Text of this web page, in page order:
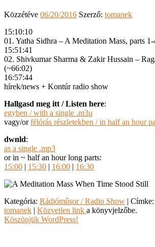
Közzétéve 06/20/2016 Szerző: tomanek
15:10:10
01. Yatha Sidhra – A Meditation Mass, parts
15:51:41
02. Shivkumar Sharma & Zakir Hussain –
(~66:02)
16:57:44
hírek/news + Kontúr radio show
Hallgasd meg itt / Listen here:
egyben / with a single .m3u
vagy/orfélórás részletekben / in half an hour
dwnld:
as a single .mp3
or in ~ half an hour long parts:
15:00 | 15:30 | 16:00 | 16:30
Kategória: Rádióműsor / Radio Show | Címke:
tomanek | Közvetlen link a könyvjelzőbe.
Köszönjük WordPress!